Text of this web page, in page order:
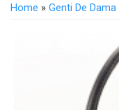
Home » Genti De Dama